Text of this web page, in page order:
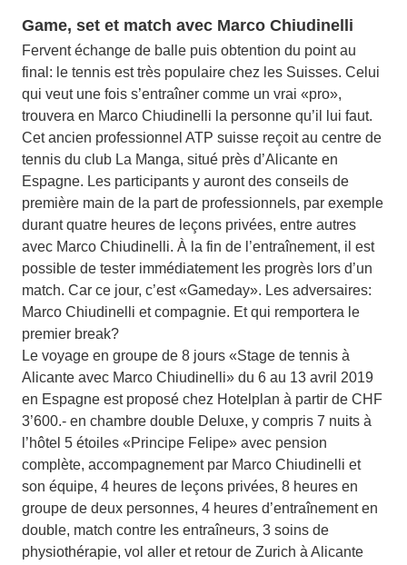
Game, set et match avec Marco Chiudinelli
Fervent échange de balle puis obtention du point au
final: le tennis est très populaire chez les Suisses. Celui
qui veut une fois s’entraîner comme un vrai «pro»,
trouvera en Marco Chiudinelli la personne qu’il lui faut.
Cet ancien professionnel ATP suisse reçoit au centre de
tennis du club La Manga, situé près d’Alicante en
Espagne. Les participants y auront des conseils de
première main de la part de professionnels, par exemple
durant quatre heures de leçons privées, entre autres
avec Marco Chiudinelli. À la fin de l’entraînement, il est
possible de tester immédiatement les progrès lors d’un
match. Car ce jour, c’est «Gameday». Les adversaires:
Marco Chiudinelli et compagnie. Et qui remportera le
premier break?
Le voyage en groupe de 8 jours «Stage de tennis à
Alicante avec Marco Chiudinelli» du 6 au 13 avril 2019
en Espagne est proposé chez Hotelplan à partir de CHF
3’600.- en chambre double Deluxe, y compris 7 nuits à
l’hôtel 5 étoiles «Principe Felipe» avec pension
complète, accompagnement par Marco Chiudinelli et
son équipe, 4 heures de leçons privées, 8 heures en
groupe de deux personnes, 4 heures d’entraînement en
double, match contre les entraîneurs, 3 soins de
physiothérapie, vol aller et retour de Zurich à Alicante